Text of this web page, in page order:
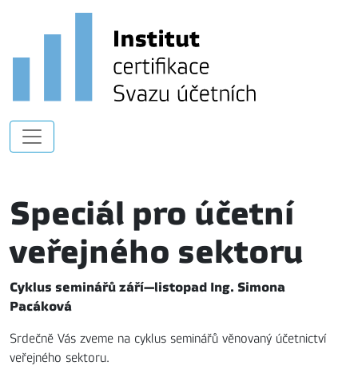
Speciál pro účetní
veřejného sektoru
Cyklus seminářů září—listopad Ing. Simona
Pacáková
Srdečně Vás zveme na cyklus seminářů věnovaný účetnictví
veřejného sektoru.